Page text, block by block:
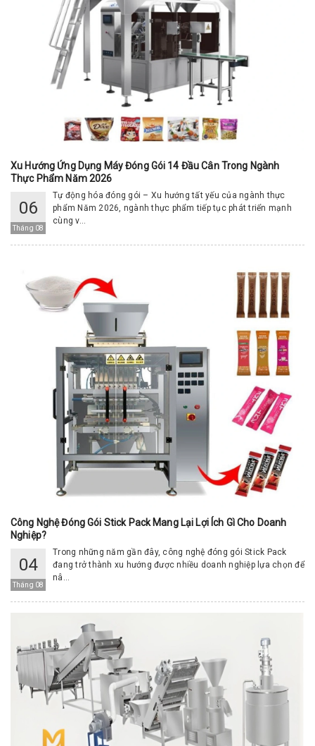
Xu Hướng Ứng Dụng Máy Đóng Gói 14 Đầu Cân Trong Ngành
Thực Phẩm Năm 2026
06
Tháng 08
Tự động hóa đóng gói – Xu hướng tất yếu của ngành thực
phẩm Năm 2026, ngành thực phẩm tiếp tục phát triển mạnh
cùng v...
Công Nghệ Đóng Gói Stick Pack Mang Lại Lợi Ích Gì Cho Doanh
Nghiệp?
04
Tháng 08
Trong những năm gần đây, công nghệ đóng gói Stick Pack
đang trở thành xu hướng được nhiều doanh nghiệp lựa chọn để
nâ...